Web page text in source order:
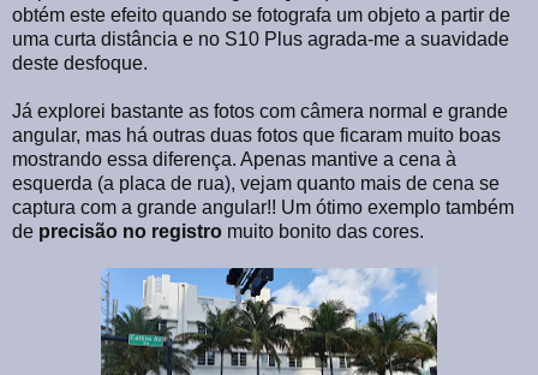
obtém este efeito quando se fotografa um objeto a partir de
uma curta distância e no S10 Plus agrada-me a suavidade
deste desfoque.
Já explorei bastante as fotos com câmera normal e grande
angular, mas há outras duas fotos que ficaram muito boas
mostrando essa diferença. Apenas mantive a cena à
esquerda (a placa de rua), vejam quanto mais de cena se
captura com a grande angular!! Um ótimo exemplo também
de precisão no registro muito bonito das cores.